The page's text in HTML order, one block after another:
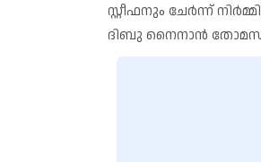
സ്റ്റീഫനും ചേർന്ന്
ദിബു നൈനാൻ